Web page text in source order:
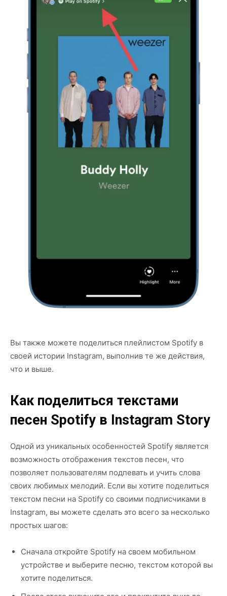
Вы также можете поделиться плейлистом Spotify в
своей истории Instagram, выполнив те же действия,
что и выше.
Как поделиться текстами
песен Spotify в Instagram Story
Одной из уникальных особенностей Spotify является
возможность отображения текстов песен, что
позволяет пользователям подпевать и учить слова
своих любимых мелодий. Если вы хотите поделиться
текстом песни на Spotify со своими подписчиками в
Instagram, вы можете сделать это всего за несколько
простых шагов:
Сначала откройте Spotify на своем мобильном
устройстве и выберите песню, текстом которой вы
хотите поделиться.